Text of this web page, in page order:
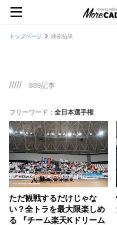
トップページ 検索結果
///// 889記事
フリーワード： 全日本選手権
ただ観戦するだけじゃな
い？全トラを最大限楽しめ
る 『チーム楽天Kドリーム